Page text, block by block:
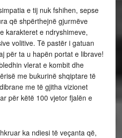
e tij nuk fshihen, sepse
që shpërthejnë gjurmëve
karakteret e ndryshimeve,
volitive. Të pastër i gatuan
për ta u hapën portat e librave!
vlerat e kombit dhe
me bukurinë shqiptare të
me të gjitha vizionet
për këtë 100 vjetor fjalën e
ka ndiesi të veçanta që,